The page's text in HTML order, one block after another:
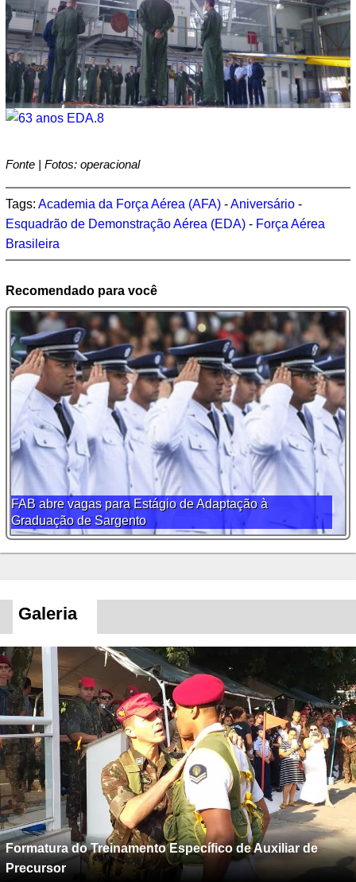
Fonte | Fotos: operacional
Tags: Academia da Força Aérea (AFA) -Aniversário -
Esquadrão de Demonstração Aérea (EDA) - Força Aérea
Brasileira
Recomendado para você
FAB abre vagas para Estágio de Adaptação à
Graduação de Sargento
Galeria
Formatura do Treinamento Específico de Auxiliar de
Precursor